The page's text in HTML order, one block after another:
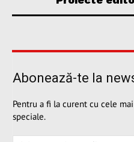
Abonează-te la
Pentru a fi la curent cu cele
speciale.